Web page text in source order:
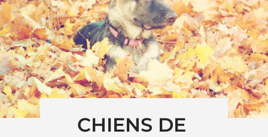
CHIENS DE